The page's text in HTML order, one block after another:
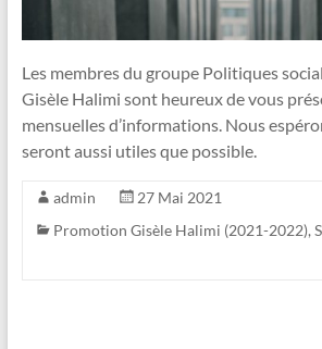
Les membres du groupe Politiques
Gisèle Halimi sont heureux de vous
mensuelles d’informations. Nous
seront aussi utiles que possible.
admin
27 Mai 2021
Promotion Gisèle Halimi (2021-2022),